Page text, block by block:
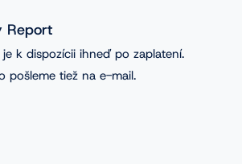
Report
k dispozícii ihneď po zaplatení.
pošleme tiež na e-mail.